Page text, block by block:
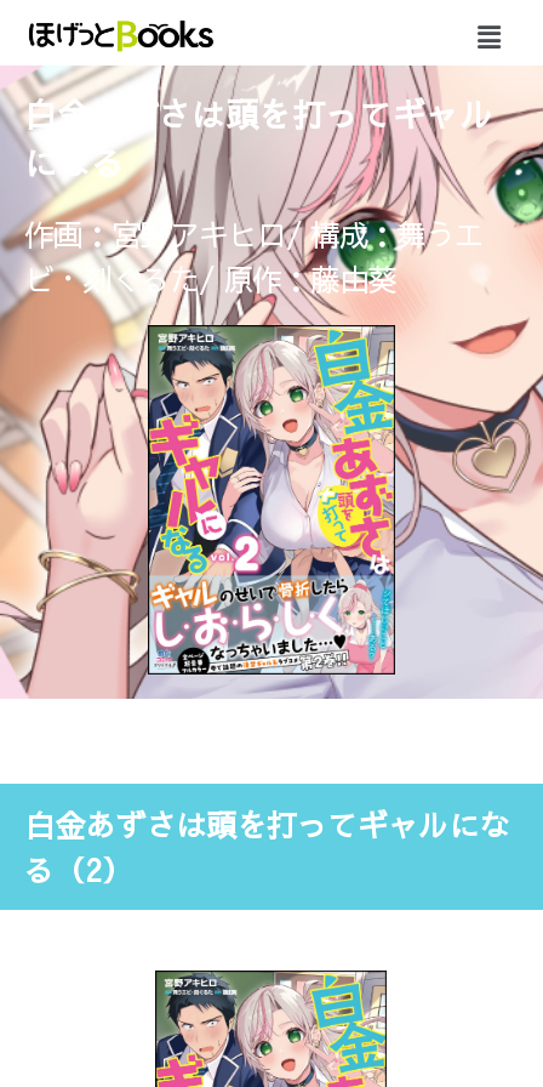
白金あずさは頭を打ってギャル
になる
作画：宮野アキヒロ/ 構成：舞うエ
ビ・刻ぐるた/ 原作：藤由葵​
白金あずさは頭を打ってギャルにな
る（2）